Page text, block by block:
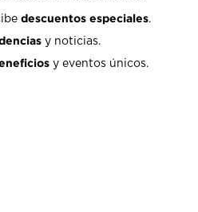
descuentos especiales.
y noticias.
y eventos únicos.